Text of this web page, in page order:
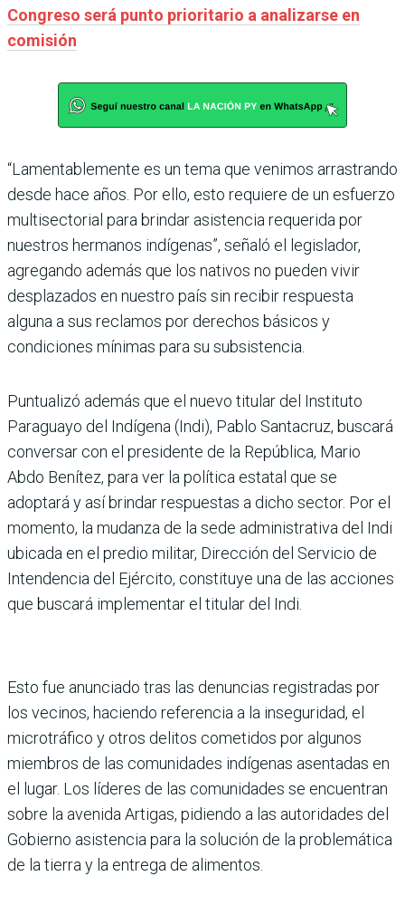
Congreso será punto prioritario a analizarse en
comisión
“Lamentablemente es un tema que venimos arrastrando
desde hace años. Por ello, esto requiere de un esfuerzo
multisectorial para brindar asistencia requerida por
nuestros hermanos indígenas”, señaló el legislador,
agregando además que los nativos no pueden vivir
desplazados en nuestro país sin recibir respuesta
alguna a sus reclamos por derechos básicos y
condiciones mínimas para su subsistencia.
Puntualizó además que el nuevo titular del Instituto
Paraguayo del Indígena (Indi), Pablo Santacruz, buscará
conversar con el presidente de la República, Mario
Abdo Benítez, para ver la política estatal que se
adoptará y así brindar respuestas a dicho sector. Por el
momento, la mudanza de la sede administrativa del Indi
ubicada en el predio militar, Dirección del Servicio de
Intendencia del Ejército, constituye una de las acciones
que buscará implementar el titular del Indi.
Esto fue anunciado tras las denuncias registradas por
los vecinos, haciendo referencia a la inseguridad, el
microtráfico y otros delitos cometidos por algunos
miembros de las comunidades indígenas asentadas en
el lugar. Los líderes de las comunidades se encuentran
sobre la avenida Artigas, pidiendo a las autoridades del
Gobierno asistencia para la solución de la problemática
de la tierra y la entrega de alimentos.